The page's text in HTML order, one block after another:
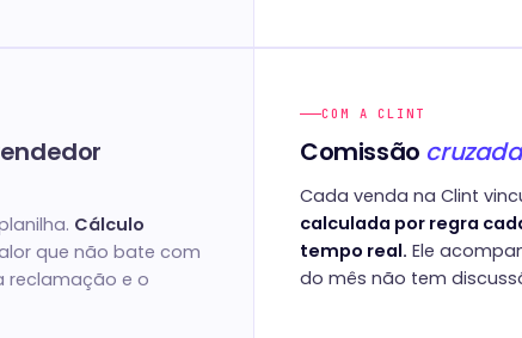
Cálculo
que não bate com
reclamação e o
COM A CLINT
Comissão
Cada venda na Clint
calculada por regra
tempo real. Ele
do mês não tem